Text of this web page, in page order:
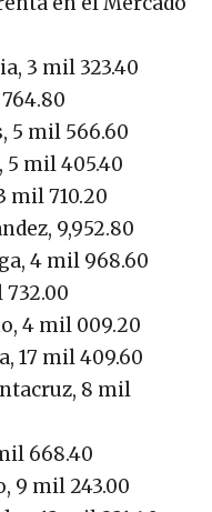
en el Mercado
3 mil 323.40
5 mil 566.60
5 mil 405.40
mil 710.20
9,952.80
4 mil 968.60
4 mil 009.20
17 mil 409.60
8 mil
668.40
9 mil 243.00